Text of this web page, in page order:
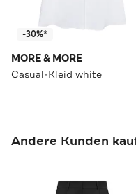
-30%*
MORE & MORE
Casual-Kleid white
Andere Kunden